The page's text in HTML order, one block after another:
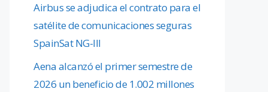
Airbus se adjudica el contrato para el
satélite de comunicaciones seguras
SpainSat NG-III
Aena alcanzó el primer semestre de
2026 un beneficio de 1.002 millones